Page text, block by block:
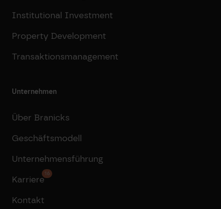
Institutional Investment
Property Development
Transaktionsmanagement
Unternehmen
Über Branicks
Geschäftsmodell
Unternehmensführung
Karriere
16
Kontakt